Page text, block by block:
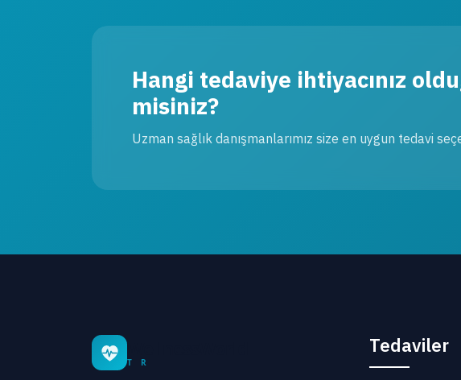
Hangi tedaviye ihtiyacınız
misiniz?
Uzman sağlık danışmanlarımız size en uygun tedavi
T R
Tedaviler